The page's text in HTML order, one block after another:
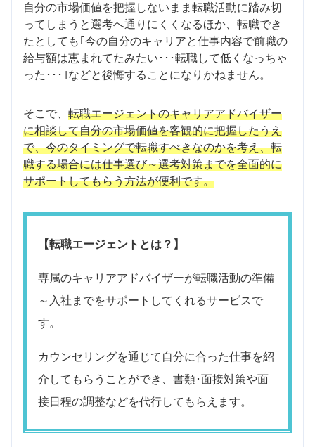
自分の市場価値を把握しないまま転職活動に踏み切
ってしまうと選考へ通りにくくなるほか、転職でき
たとしても｢今の自分のキャリアと仕事内容で前職の
給与額は恵まれてたみたい･･･転職して低くなっちゃ
った･･･｣などと後悔することになりかねません。
そこで、 転職エージェントのキャリアアドバイザー
に相談して自分の市場価値を客観的に把握したうえ
で、今のタイミングで転職すべきなのかを考え、転
職する場合には仕事選び～選考対策までを全面的に
サポートしてもらう方法が便利です。
【転職エージェントとは？】
専属のキャリアアドバイザーが転職活動の準備
～入社までをサポートしてくれるサービスで
す。
カウンセリングを通じて自分に合った仕事を紹
介してもらうことができ、書類･面接対策や面
接日程の調整などを代行してもらえます。